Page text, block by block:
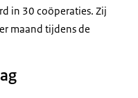
in 30 coöperaties. Zij
maand tijdens de